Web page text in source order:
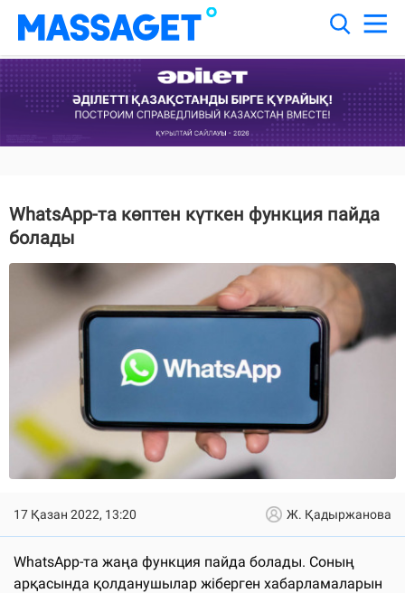
WhatsApp-та көптен күткен функция пайда
болады
17 Қазан 2022, 13:20 Ж. Қадыржанова
WhatsApp-та жаңа функция пайда болады. Соның
арқасында қолданушылар жіберген хабарламаларын